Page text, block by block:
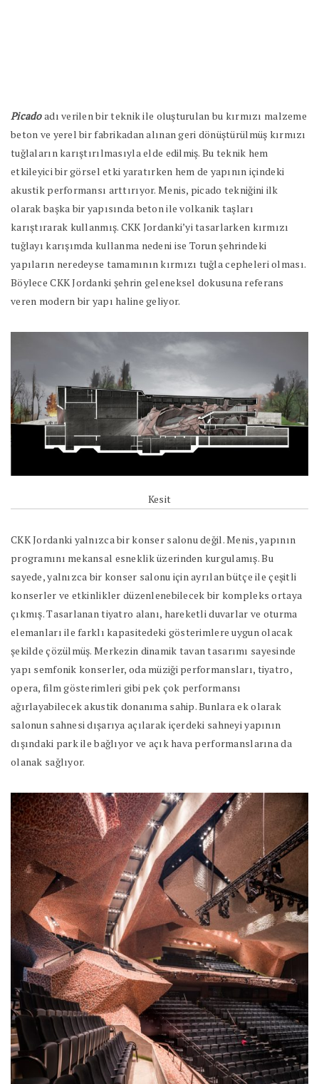
Picadoadı verilen bir teknik ile oluşturulan bu kırmızı malzeme
beton ve yerel bir fabrikadan alınan geri dönüştürülmüş kırmızı
tuğlaların karıştırılmasıyla elde edilmiş. Bu teknik hem
etkileyici bir görsel etki yaratırken hem de yapının içindeki
akustik performansı arttırıyor. Menis, picado tekniğini ilk
olarak başka bir yapısında beton ile volkanik taşları
karıştırarak kullanmış. CKK Jordanki’yi tasarlarken kırmızı
tuğlayı karışımda kullanma nedeni ise Torun şehrindeki
yapıların neredeyse tamamının kırmızı tuğla cepheleri olması.
Böylece CKK Jordanki şehrin geleneksel dokusuna referans
veren modern bir yapı haline geliyor.
Kesit
CKK Jordanki yalnızca bir konser salonu değil. Menis, yapının
programını mekansal esneklik üzerinden kurgulamış. Bu
sayede, yalnızca bir konser salonu için ayrılan bütçe ile çeşitli
konserler ve etkinlikler düzenlenebilecek bir kompleks ortaya
çıkmış. Tasarlanan tiyatro alanı, hareketli duvarlar ve oturma
elemanları ile farklı kapasitedeki gösterimlere uygun olacak
şekilde çözülmüş. Merkezin dinamik tavan tasarımı sayesinde
yapı semfonik konserler, oda müziği performansları, tiyatro,
opera, film gösterimleri gibi pek çok performansı
ağırlayabilecek akustik donanıma sahip. Bunlara ek olarak
salonun sahnesi dışarıya açılarak içerdeki sahneyi yapının
dışındaki park ile bağlıyor ve açık hava performanslarına da
olanak sağlıyor.